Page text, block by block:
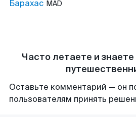
Барахас MAD
Часто летаете и
Оставьте комментарий — он
пользователям принять